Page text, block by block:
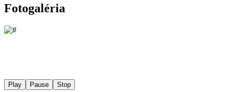
Fotogaléria
Play Pause Stop